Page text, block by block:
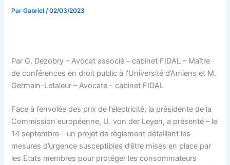
ParGabriel/02/03/2023
Par G. Dezobry – Avocat associé – cabinet FIDAL – Maître
de conférences en droit public à l’Université d’Amiens et M.
Germain-Letaleur – Avocate – cabinet FIDAL
Face à l’envolée des prix de l’électricité, la présidente de la
Commission européenne, U. von der Leyen, a présenté – le
14 septembre – un projet de règlement détaillant les
mesures d’urgence susceptibles d’être mises en place par
les Etats membres pour protéger les consommateurs